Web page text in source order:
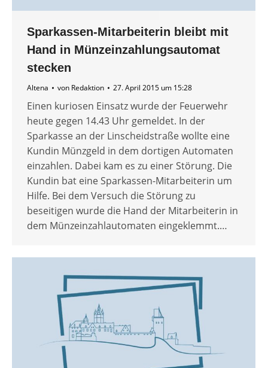
Sparkassen-Mitarbeiterin bleibt mit
Hand in Münzeinzahlungsautomat
stecken
Altena von Redaktion 27. April 2015 um 15:28
Einen kuriosen Einsatz wurde der Feuerwehr
heute gegen 14.43 Uhr gemeldet. In der
Sparkasse an der Linscheidstraße wollte eine
Kundin Münzgeld in dem dortigen Automaten
einzahlen. Dabei kam es zu einer Störung. Die
Kundin bat eine Sparkassen-Mitarbeiterin um
Hilfe. Bei dem Versuch die Störung zu
beseitigen wurde die Hand der Mitarbeiterin in
dem Münzeinzahlautomaten eingeklemmt.…